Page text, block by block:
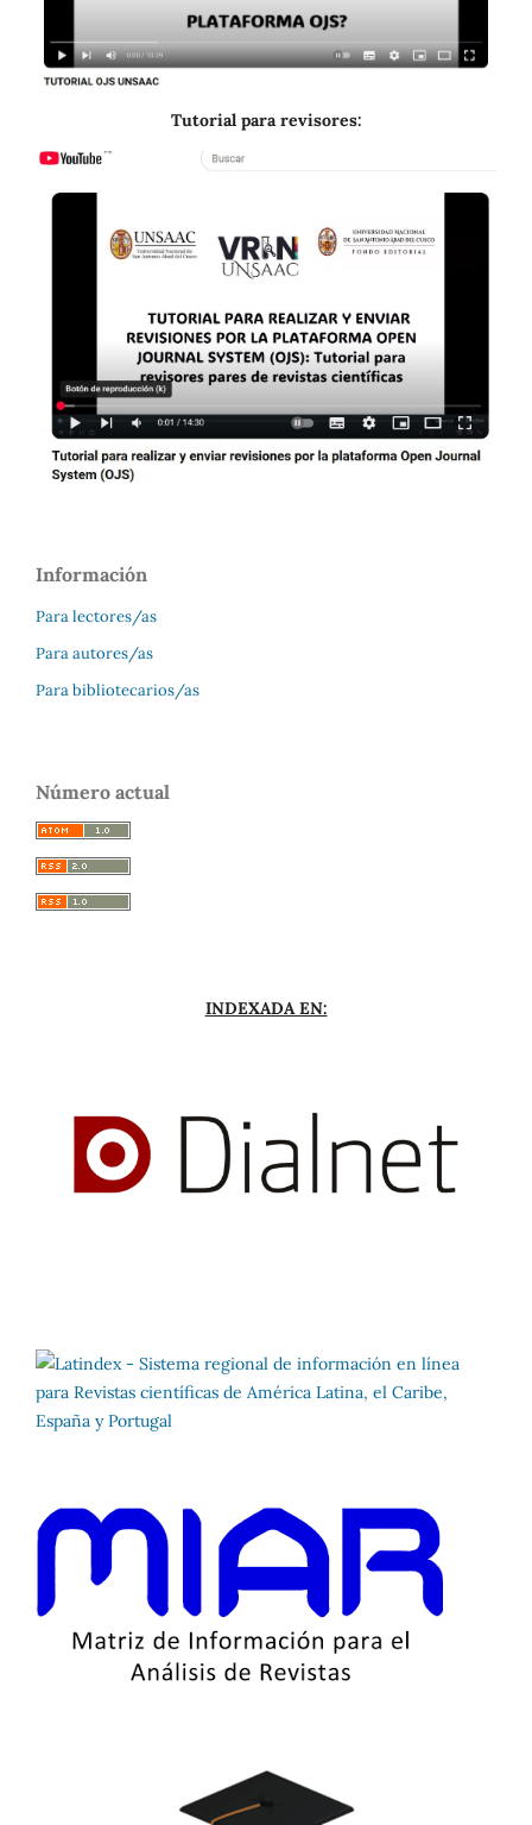
Tutorial para revisores:
Información
Para lectores/as
Para autores/as
Para bibliotecarios/as
Número actual
INDEXADA EN: